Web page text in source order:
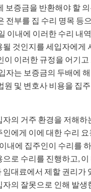
보증금을 반환해야 할
전부를 집 수리 명목 등
이내에 이러한 수리 내
될 것인지를 세입자에게
이 이러한 규정을 어기
자는 보증금의 두배에
원 및 변호사 비용을 집
자의 거주 환경을 저해하
인에게 이에 대한 수리
내에 집주인이 수리를
로 수리를 진행하고,
대료에서 제할 권리가
자의 잘못으로 인해 발생